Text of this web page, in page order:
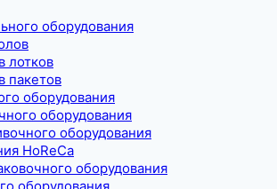
оборудования
лотков
пакетов
оборудования
оборудования
оборудования
HoReCa
оборудования